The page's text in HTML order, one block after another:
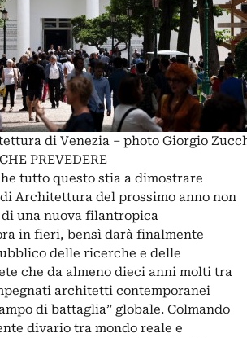
di Venezia – photo Giorgio
PREVEDERE
tutto questo stia a dimostrare
Architettura del prossimo anno non
una nuova filantropica
in fieri, bensì darà finalmente
delle ricerche e delle
che da almeno dieci anni molti tra
architetti contemporanei
di battaglia” globale. Colmando
divario tra mondo reale e